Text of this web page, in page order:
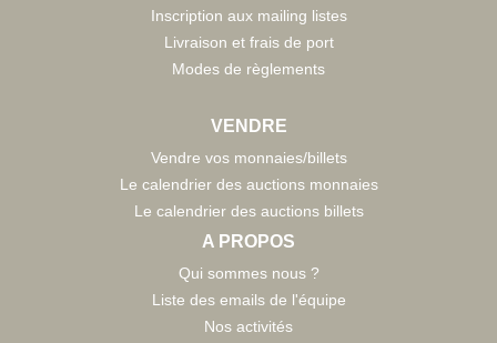
Inscription aux mailing listes
Livraison et frais de port
Modes de règlements
VENDRE
Vendre vos monnaies/billets
Le calendrier des auctions monnaies
Le calendrier des auctions billets
A PROPOS
Qui sommes nous ?
Liste des emails de l'équipe
Nos activités